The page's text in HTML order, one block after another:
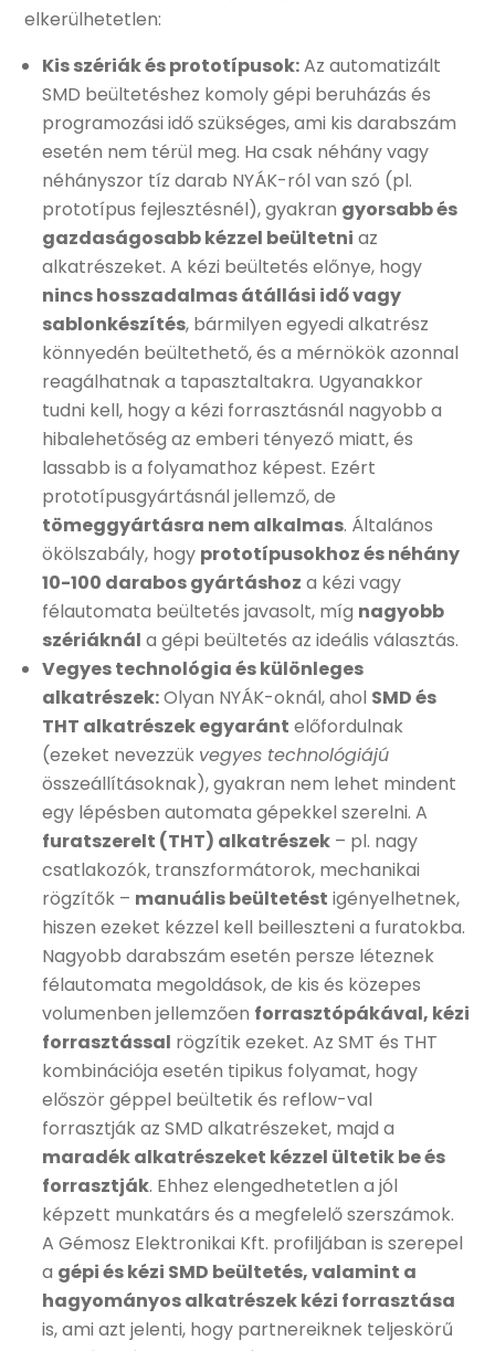
elkerülhetetlen:
Kis szériák és prototípusok:Az automatizált
SMD beültetéshez komoly gépi beruházás és
programozási idő szükséges, ami kis darabszám
esetén nem térül meg. Ha csak néhány vagy
néhányszor tíz darab NYÁK-ról van szó (pl.
prototípus fejlesztésnél), gyakran gyorsabb és
gazdaságosabb kézzel beültetni az
alkatrészeket. A kézi beültetés előnye, hogy
nincs hosszadalmas átállási idő vagy
sablonkészítés, bármilyen egyedi alkatrész
könnyedén beültethető, és a mérnökök azonnal
reagálhatnak a tapasztaltakra. Ugyanakkor
tudni kell, hogy a kézi forrasztásnál nagyobb a
hibalehetőség az emberi tényező miatt, és
lassabb is a folyamathoz képest. Ezért
prototípusgyártásnál jellemző, de
tömeggyártásra nem alkalmas. Általános
ökölszabály, hogy prototípusokhoz és néhány
10-100 darabos gyártáshoz a kézi vagy
félautomata beültetés javasolt, míg nagyobb
szériáknál a gépi beültetés az ideális választás.
Vegyes technológia és különleges
alkatrészek:Olyan NYÁK-oknál, ahol SMD és
THT alkatrészek egyaránt előfordulnak
(ezeket nevezzük vegyes technológiájú
összeállításoknak), gyakran nem lehet mindent
egy lépésben automata gépekkel szerelni. A
furatszerelt (THT) alkatrészek – pl. nagy
csatlakozók, transzformátorok, mechanikai
rögzítők – manuális beültetést igényelhetnek,
hiszen ezeket kézzel kell beilleszteni a furatokba.
Nagyobb darabszám esetén persze léteznek
félautomata megoldások, de kis és közepes
volumenben jellemzően forrasztópákával, kézi
forrasztással rögzítik ezeket. Az SMT és THT
kombinációja esetén tipikus folyamat, hogy
először géppel beültetik és reflow-val
forrasztják az SMD alkatrészeket, majd a
maradék alkatrészeket kézzel ültetik be és
forrasztják. Ehhez elengedhetetlen a jól
képzett munkatárs és a megfelelő szerszámok.
A Gémosz Elektronikai Kft. profiljában is szerepel
a gépi és kézi SMD beültetés, valamint a
hagyományos alkatrészek kézi forrasztása
is, ami azt jelenti, hogy partnereiknek teljeskörű